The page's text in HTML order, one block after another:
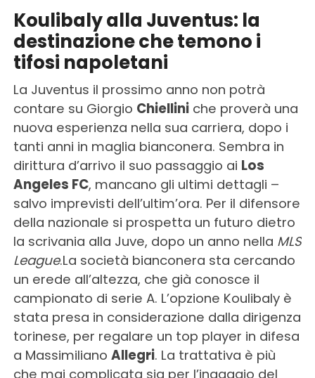
Koulibaly alla Juventus: la
destinazione che temono i
tifosi napoletani
La Juventus il prossimo anno non potrà
contare su Giorgio Chielliniche proverà una
nuova esperienza nella sua carriera, dopo i
tanti anni in maglia bianconera. Sembra in
dirittura d’arrivo il suo passaggio ai Los
Angeles FC, mancano gli ultimi dettagli –
salvo imprevisti dell’ultim’ora. Per il difensore
della nazionale si prospetta un futuro dietro
la scrivania alla Juve, dopo un anno nella MLS
League.La società bianconera sta cercando
un erede all’altezza, che già conosce il
campionato di serie A. L’opzione Koulibaly è
stata presa in considerazione dalla dirigenza
torinese, per regalare un top player in difesa
a Massimiliano Allegri. La trattativa è più
che mai complicata sia per l’ingaggio del